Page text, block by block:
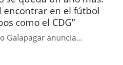
encontrar en el fútbol
como el CDG”
Galapagar anuncia...